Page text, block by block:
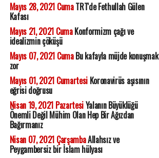
Mayıs 28, 2021 CumaTRT'de Fethullah Gülen
Kafası
Mayıs 21, 2021 CumaKonformizm çağı ve
idealizmin çöküşü
Mayıs 07, 2021 CumaBu kafayla müjde konuşmak
zor
Mayıs 01, 2021 CumartesiKoronavirüs aşısının
eğrisi doğrusu
Nisan 19, 2021 PazartesiYalanın Büyüklüğü
Önemli Değil Mühim Olan Hep Bir Ağızdan
Bağırmanız
Nisan 07, 2021 ÇarşambaAllahsız ve
Peygambersiz bir İslam hülyası